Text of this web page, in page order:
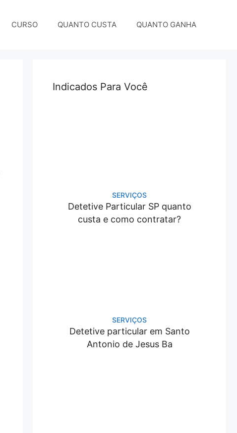
CURSO QUANTO CUSTA QUANTO GANHA
Indicados Para Você
SERVIÇOS
Detetive Particular SP quanto
custa e como contratar?
SERVIÇOS
Detetive particular em Santo
Antonio de Jesus Ba